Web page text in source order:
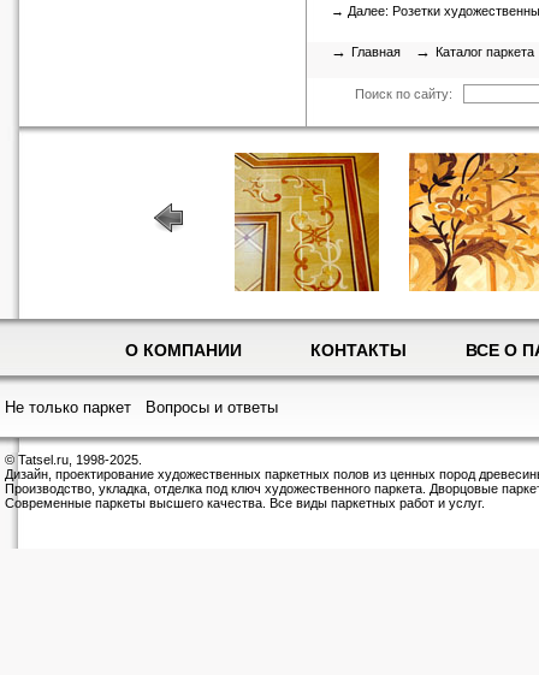
→ Далее: Розетки
→ Главная → Каталог паркета
Поиск по сайту:
О КОМПАНИИ КОНТАКТЫ ВСЕ О
Не только паркет Вопросы и ответы
© Tatsel.ru, 1998-2025.
Дизайн, проектирование художественных паркетных полов из ценных пород
Производство, укладка, отделка под ключ художественного паркета. Дворцовые
Современные паркеты высшего качества. Все виды паркетных работ и услуг.